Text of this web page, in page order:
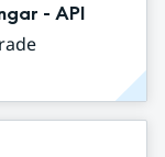
- API